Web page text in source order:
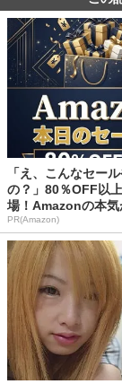
「え、こんなセー
の？」80％OFF以
場！Amazonの本気
PR(Amazon)